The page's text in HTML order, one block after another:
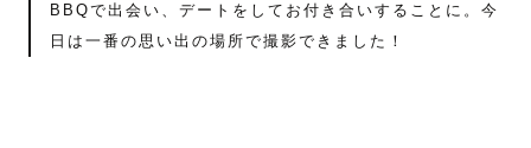
BBQで出会い、デートをしてお付き合いすることに。今
日は一番の思い出の場所で撮影できました！